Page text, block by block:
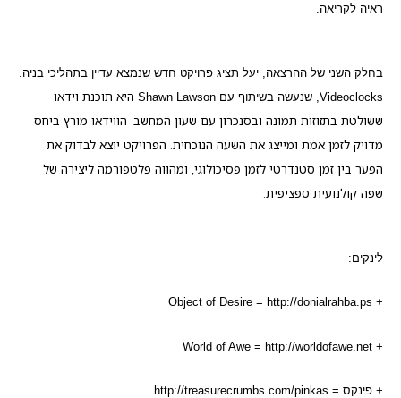
ראיה לקריאה.
בחלק השני של ההרצאה, יעל תציג פרויקט חדש שנמצא עדיין בתהליכי בניה.
Videoclocks , שנעשה בשיתוף עם Shawn Lawson היא תוכנת וידאו
ששולטת בתזוזות תמונה ובסנכרון עם שעון המחשב. הווידאו מורץ ביחס
מדויק לזמן אמת ומייצג את השעה הנוכחית. הפרויקט יוצא לבדוק את
הפער בין זמן סטנדרטי לזמן פסיכולוגי, ומהווה פלטפורמה ליצירה של
שפה קולנועית ספציפית.
לינקים:
+
Object of Desire = http://donialrahba.ps
+
World of Awe = http://worldofawe.net
+ פינקס = http://treasurecrumbs.com/pinkas